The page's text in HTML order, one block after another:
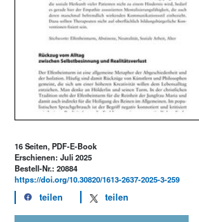
16 Seiten, PDF-E-Book
Erschienen: Juli 2025
Bestell-Nr.: 20884
https://doi.org/10.30820/1613-2637-2025-3-259
teilen teilen